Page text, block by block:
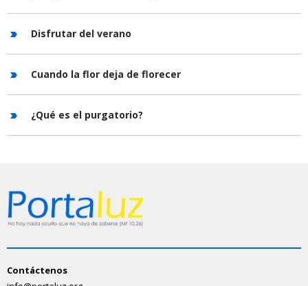
Disfrutar del verano
Cuando la flor deja de florecer
¿Qué es el purgatorio?
Contáctenos